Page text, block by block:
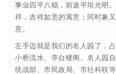
事业四平八稳，前途平坦光明
祥，吉祥如意的寓意；同时象
意。
左手边就是我们的名人园了，
小桥流水、亭台楼阁。名人园
统战部、市民政局、市社科联